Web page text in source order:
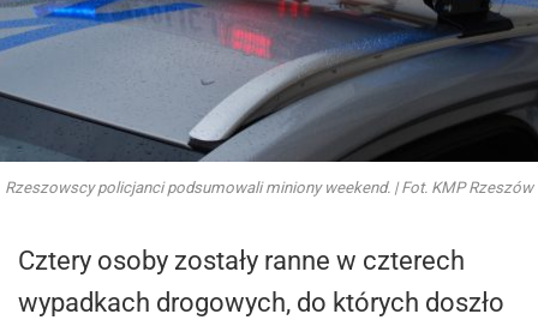
Rzeszowscy policjanci podsumowali miniony weekend. | Fot. KMP Rzeszów
Cztery osoby zostały ranne w czterech
wypadkach drogowych, do których doszło